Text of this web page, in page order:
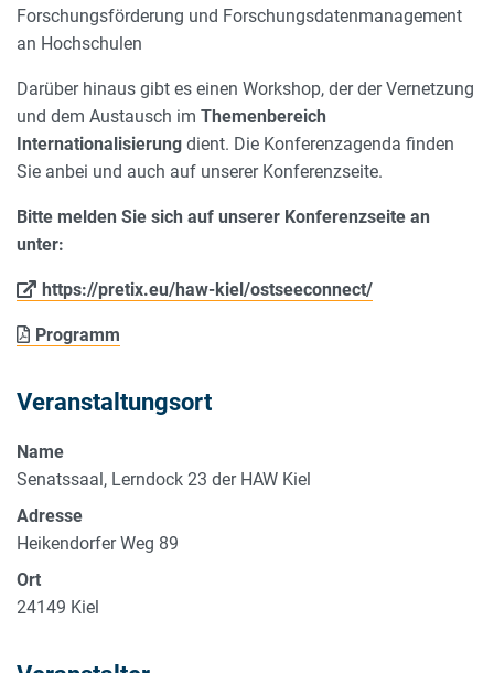
Forschungsförderung und Forschungsdatenmanagement
an Hochschulen
Darüber hinaus gibt es einen Workshop, der der Vernetzung
und dem Austausch im Themenbereich
Internationalisierung dient. Die Konferenzagenda finden
Sie anbei und auch auf unserer Konferenzseite.
Bitte melden Sie sich auf unserer Konferenzseite an
unter:
https://pretix.eu/haw-kiel/ostseeconnect/
Programm
Veranstaltungsort
Name
Senatssaal, Lerndock 23 der HAW Kiel
Adresse
Heikendorfer Weg 89
Ort
24149 Kiel